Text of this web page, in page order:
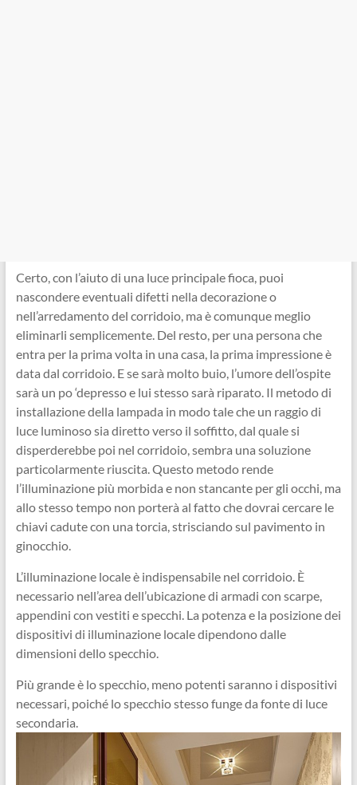
Certo, con l’aiuto di una luce principale fioca, puoi
nascondere eventuali difetti nella decorazione o
nell’arredamento del corridoio, ma è comunque meglio
eliminarli semplicemente. Del resto, per una persona che
entra per la prima volta in una casa, la prima impressione è
data dal corridoio. E se sarà molto buio, l’umore dell’ospite
sarà un po ‘depresso e lui stesso sarà riparato. Il metodo di
installazione della lampada in modo tale che un raggio di
luce luminoso sia diretto verso il soffitto, dal quale si
disperderebbe poi nel corridoio, sembra una soluzione
particolarmente riuscita. Questo metodo rende
l’illuminazione più morbida e non stancante per gli occhi, ma
allo stesso tempo non porterà al fatto che dovrai cercare le
chiavi cadute con una torcia, strisciando sul pavimento in
ginocchio.
L’illuminazione locale è indispensabile nel corridoio. È
necessario nell’area dell’ubicazione di armadi con scarpe,
appendini con vestiti e specchi. La potenza e la posizione dei
dispositivi di illuminazione locale dipendono dalle
dimensioni dello specchio.
Più grande è lo specchio, meno potenti saranno i dispositivi
necessari, poiché lo specchio stesso funge da fonte di luce
secondaria.